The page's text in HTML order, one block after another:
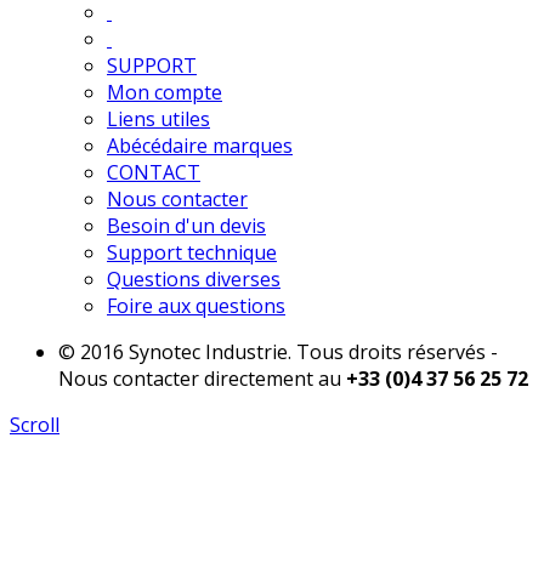
SUPPORT
Mon compte
Liens utiles
Abécédaire marques
CONTACT
Nous contacter
Besoin d'un devis
Support technique
Questions diverses
Foire aux questions
© 2016 Synotec Industrie. Tous droits réservés -
Nous contacter directement au +33 (0)4 37 56 25 72
Scroll